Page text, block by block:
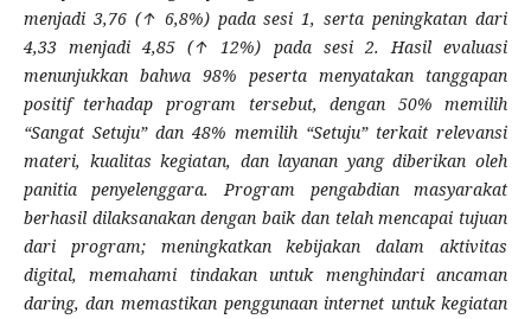
menjadi 3,76 (↑ 6,8%) pada sesi 1, serta peningkatan dari
4,33 menjadi 4,85 (↑ 12%) pada sesi 2. Hasil evaluasi
menunjukkan bahwa 98% peserta menyatakan tanggapan
positif terhadap program tersebut, dengan 50% memilih
“Sangat Setuju” dan 48% memilih “Setuju” terkait relevansi
materi, kualitas kegiatan, dan layanan yang diberikan oleh
panitia penyelenggara. Program pengabdian masyarakat
berhasil dilaksanakan dengan baik dan telah mencapai tujuan
dari program; meningkatkan kebijakan dalam aktivitas
digital, memahami tindakan untuk menghindari ancaman
daring, dan memastikan penggunaan internet untuk kegiatan